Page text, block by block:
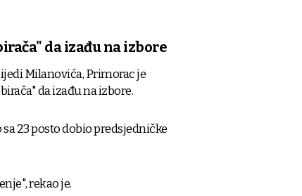
da izađu na izbore
Milanovića, Primorac je
da izađu na izbore.
23 posto dobio predsjedničke
rekao je.